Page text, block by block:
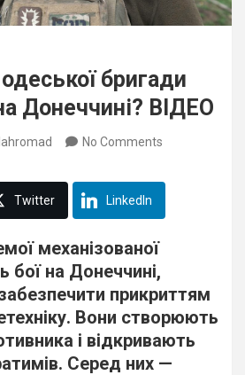
бригади
Донеччині? ВІДЕО
No Comments
Twitter LinkedIn
механізованої
бої на Донеччині,
прикриттям
Вони створюють
і відкривають
Серед них —